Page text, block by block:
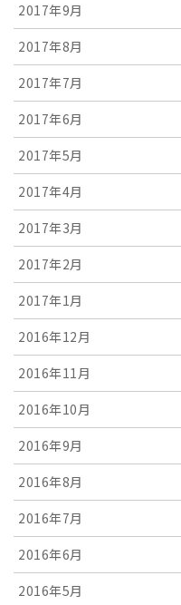
2017年9月
2017年8月
2017年7月
2017年6月
2017年5月
2017年4月
2017年3月
2017年2月
2017年1月
2016年12月
2016年11月
2016年10月
2016年9月
2016年8月
2016年7月
2016年6月
2016年5月